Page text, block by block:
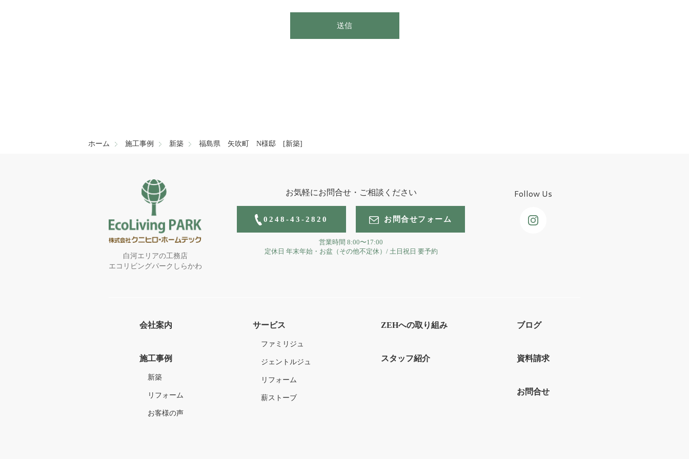
このフィールドは空のままにしてください。
送信
ホーム 施工事例 新築 福島県 矢吹町 N様邸 [新築]
白河エリアの工務店
エコリビングパークしらかわ
お気軽にお問合せ・ご相談ください
0248-43-2820 お問合せフォーム
営業時間 8:00〜17:00
定休日 年末年始・お盆（その他不定休） / 土日祝日 要予約
Follow Us
会社案内
施工事例
新築
リフォーム
お客様の声
サービス
ファミリジュ
ジェントルジュ
リフォーム
薪ストーブ
ZEHへの取り組み
スタッフ紹介
ブログ
資料請求
お問合せ